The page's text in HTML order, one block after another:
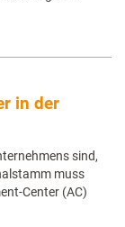
in der
sind,
muss
Center (AC)